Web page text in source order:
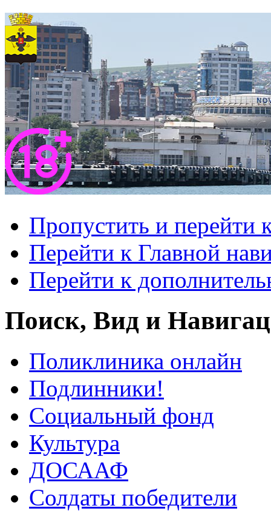
Пропустить и перейти
Перейти к Главной
Перейти к
Поиск, Вид и
Поликлиника онлайн
Подлинники!
Социальный фонд
Культура
ДОСААФ
Солдаты победители